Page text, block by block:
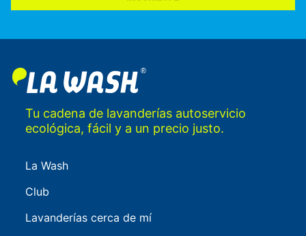
Tu cadena de lavanderías autoservicio
ecológica, fácil y a un precio justo.
La Wash
Club
Lavanderías cerca de mí